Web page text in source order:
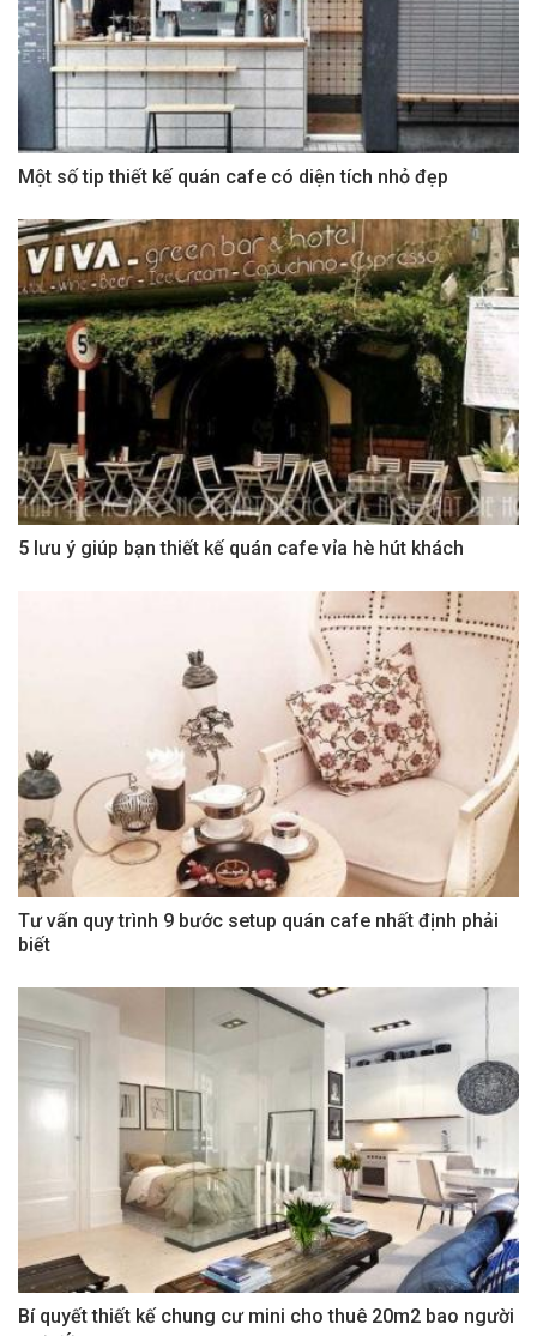
Một số tip thiết kế quán cafe có diện tích nhỏ đẹp
5 lưu ý giúp bạn thiết kế quán cafe vỉa hè hút khách
Tư vấn quy trình 9 bước setup quán cafe nhất định phải
biết
Bí quyết thiết kế chung cư mini cho thuê 20m2 bao người